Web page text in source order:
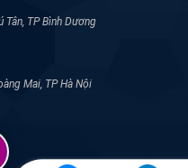
TP Bình Dương
Mai, TP Hà Nội